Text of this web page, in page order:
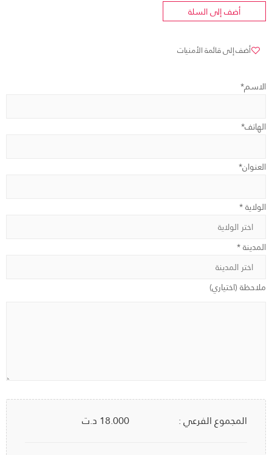
أضف إلى السلة
أضف إلى قائمة الأمنيات
الاسم*
الهاتف*
العنوان*
الولاية *
المدينة *
ملاحظة (اختياري)
المجموع الفرعي : 18.000 د.ت